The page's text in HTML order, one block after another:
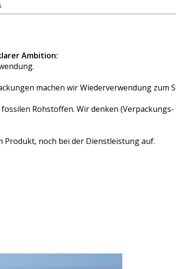
Ambition:
machen wir Wiederverwendung zum
Rohstoffen. Wir denken
noch bei der Dienstleistung auf.